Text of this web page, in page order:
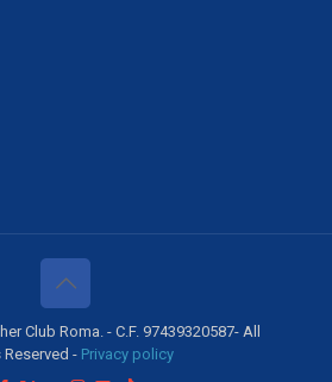
Club Roma. - C.F. 97439320587- All
Reserved - Privacy policy